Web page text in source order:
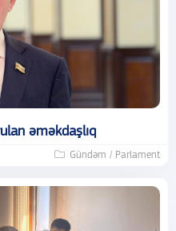
əməkdaşlıq
Gündəm / Parlament